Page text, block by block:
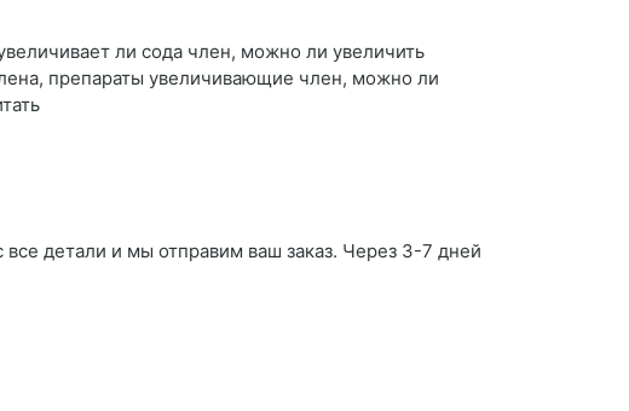
ли сода член, можно ли увеличить
препараты увеличивающие член, можно ли
все детали и мы отправим ваш заказ. Через 3-7 дней